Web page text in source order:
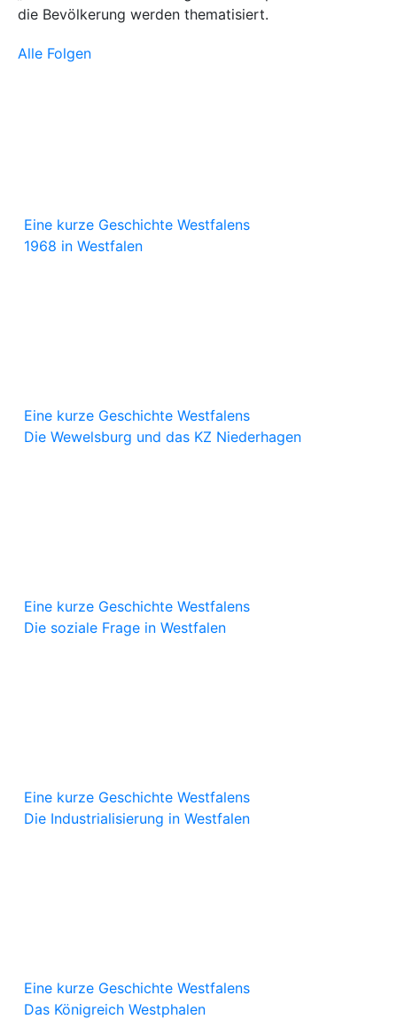
die Bevölkerung werden thematisiert.
Alle Folgen
Eine kurze Geschichte Westfalens
1968 in Westfalen
Eine kurze Geschichte Westfalens
Die Wewelsburg und das KZ Niederhagen
Eine kurze Geschichte Westfalens
Die soziale Frage in Westfalen
Eine kurze Geschichte Westfalens
Die Industrialisierung in Westfalen
Eine kurze Geschichte Westfalens
Das Königreich Westphalen